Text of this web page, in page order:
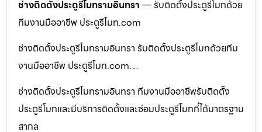
ช่างติดตั้งประตูรีโมทรามอินทรา — รับติดตั้งประตูรีโมทด้วย
ทีมงานมืออาชีพ ประตูรีโมท.com
ช่างติดตั้งประตูรีโมทรามอินทรา รับติดตั้งประตูรีโมทด้วยทีม
งานมืออาชีพ ประตูรีโมท.com…
ช่างติดตั้งประตูรีโมทรามอินทรา ทีมงานมืออาชีพรับติดตั้ง
ประตูรีโมทและมีบริการติดตั้งและซ่อมประตูรีโมทที่ได้มาตรฐาน
สากล